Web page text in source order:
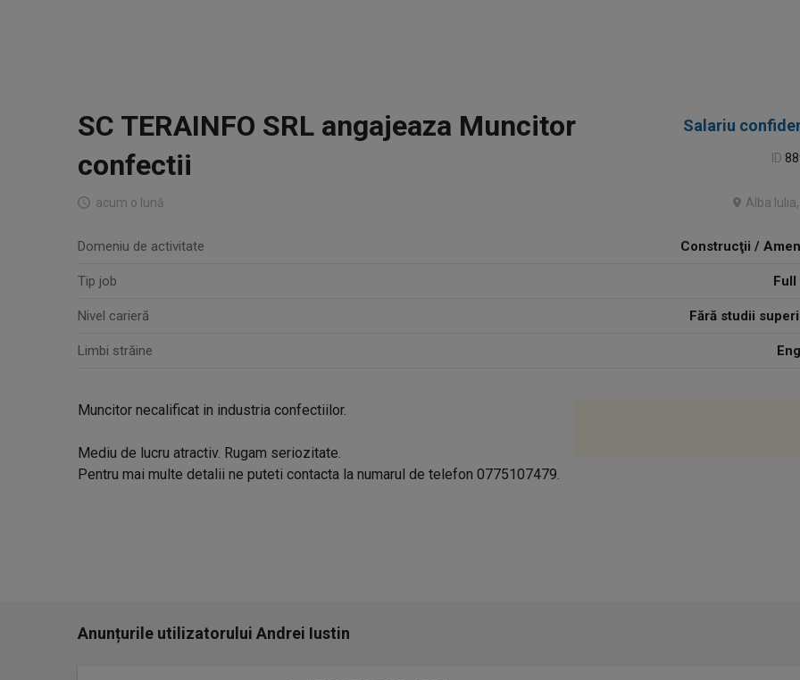
SC TERAINFO SRL angajeaza Muncitor
confectii
Salariu
ID
acum o lună Alba
Domeniu de activitate Construcţii /
Tip job Full
Nivel carieră Fără studii
Limbi străine
Muncitor necalificat in industria confectiilor.
Mediu de lucru atractiv. Rugam seriozitate.
Pentru mai multe detalii ne puteti contacta la numarul de telefon 0775107479.
Anunțurile utilizatorului Andrei Iustin